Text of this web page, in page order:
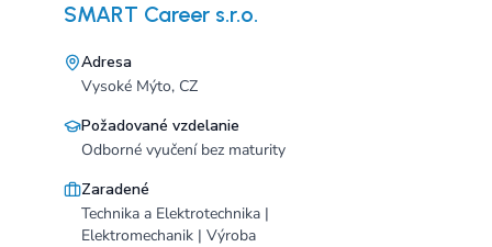
SMART Career s.r.o.
Adresa
Vysoké Mýto, CZ
Požadované vzdelanie
Odborné vyučení bez maturity
Zaradené
Technika a Elektrotechnika |
Elektromechanik | Výroba